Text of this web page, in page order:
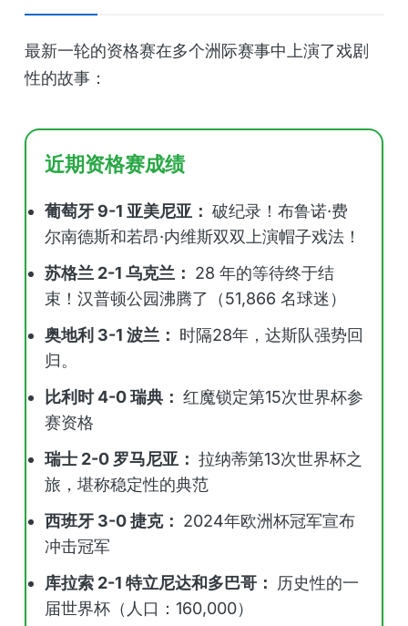
最新一轮的资格赛在多个洲际赛事中上演了戏剧
性的故事：
近期资格赛成绩
葡萄牙 9-1 亚美尼亚： 破纪录！布鲁诺·费
尔南德斯和若昂·内维斯双双上演帽子戏法！
苏格兰 2-1 乌克兰： 28 年的等待终于结
束！汉普顿公园沸腾了（51,866 名球迷）
奥地利 3-1 波兰： 时隔28年，达斯队强势回
归。
比利时 4-0 瑞典： 红魔锁定第15次世界杯参
赛资格
瑞士 2-0 罗马尼亚： 拉纳蒂第13次世界杯之
旅，堪称稳定性的典范
西班牙 3-0 捷克： 2024年欧洲杯冠军宣布
冲击冠军
库拉索 2-1 特立尼达和多巴哥： 历史性的一
届世界杯（人口：160,000）